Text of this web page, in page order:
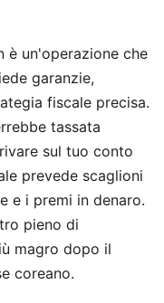
è un'operazione che
garanzie,
fiscale precisa.
tassata
sul tuo conto
prevede scaglioni
e i premi in denaro.
pieno di
magro dopo il
coreano.